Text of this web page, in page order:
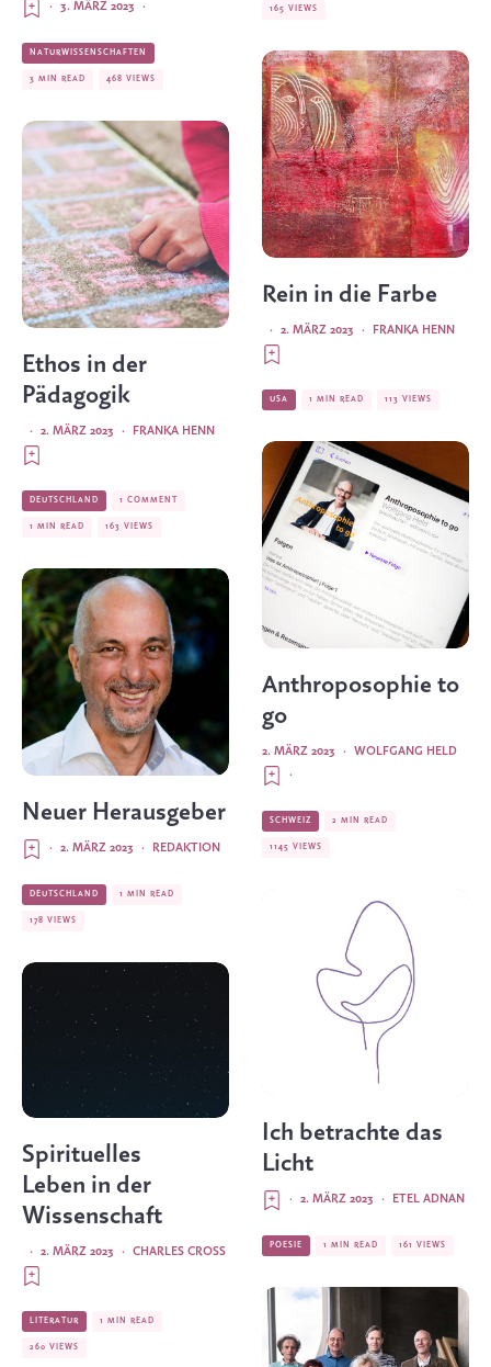
·
3. MÄRZ 2023
·
NATURWISSENSCHAFTEN
3 MIN READ 468 VIEWS
Ethos in der
Pädagogik
FRANKA HENN
·
2. MÄRZ 2023
·
DEUTSCHLAND 1 COMMENT
1 MIN READ 163 VIEWS
Neuer Herausgeber
REDAKTION
·
2. MÄRZ 2023
·
DEUTSCHLAND 1 MIN READ
178 VIEWS
Spirituelles
Leben in der
Wissenschaft
CHARLES CROSS
·
2. MÄRZ 2023
·
LITERATUR 1 MIN READ
260 VIEWS
165 VIEWS
Rein in die Farbe
FRANKA HENN
·
2. MÄRZ 2023
·
USA 1 MIN READ 113 VIEWS
Anthroposophie to
go
WOLFGANG HELD
·
2. MÄRZ 2023
·
SCHWEIZ 2 MIN READ
1145 VIEWS
Ich betrachte das
Licht
ETEL ADNAN
·
2. MÄRZ 2023
·
POESIE 1 MIN READ 161 VIEWS